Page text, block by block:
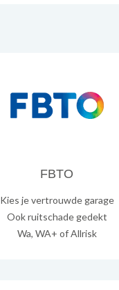
FBTO
Kies je vertrouwde garage
Ook ruitschade gedekt
Wa, WA+ of Allrisk